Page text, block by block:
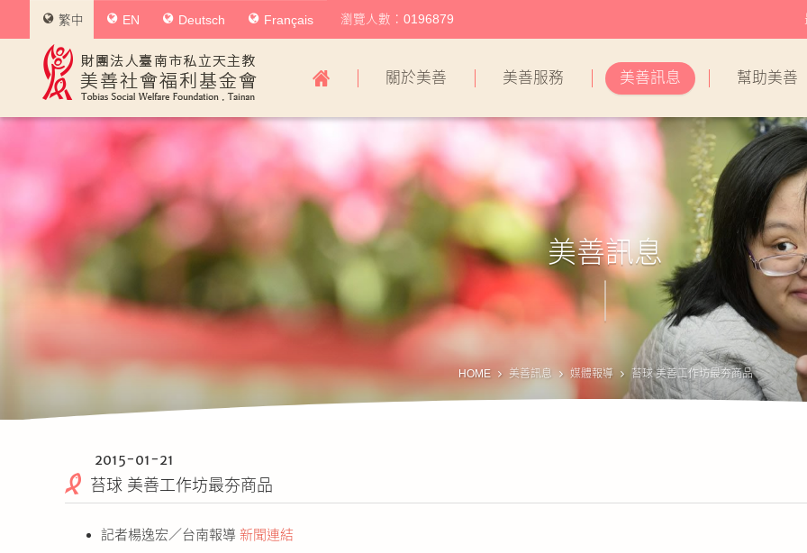
社
會
福
利
金
會
導
覽
關於美善 美善服務 美善訊息 幫助美善
繁中 EN Deutsch Français 瀏覽人數：0196879
美善訊息
HOME 美善訊息 媒體報導 苔球 美善工作坊最夯商品
2015-01-21
苔球 美善工作坊最夯商品
記者楊逸宏／台南報導 新聞連結